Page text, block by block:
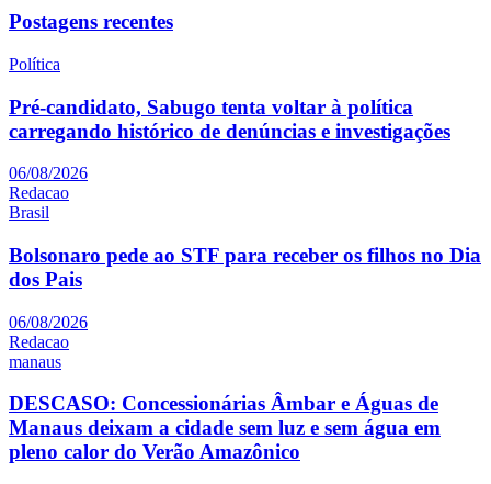
Postagens recentes
Política
Pré-candidato, Sabugo tenta voltar à política
carregando histórico de denúncias e investigações
06/08/2026
Redacao
Brasil
Bolsonaro pede ao STF para receber os filhos no Dia
dos Pais
06/08/2026
Redacao
manaus
DESCASO: Concessionárias Âmbar e Águas de
Manaus deixam a cidade sem luz e sem água em
pleno calor do Verão Amazônico